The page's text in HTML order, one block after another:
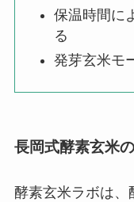
保温時間に
る
発芽玄米モ
長岡式酵素玄米
酵素玄米ラボは、